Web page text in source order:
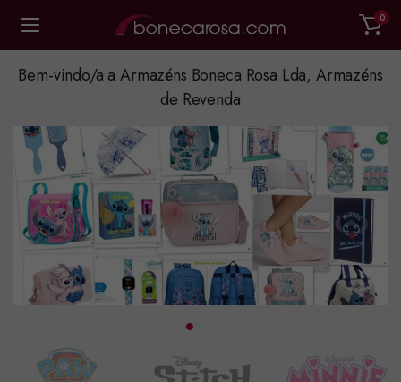
0
Bem-vindo/a a Armazéns Boneca Rosa Lda, Armazéns
de Revenda